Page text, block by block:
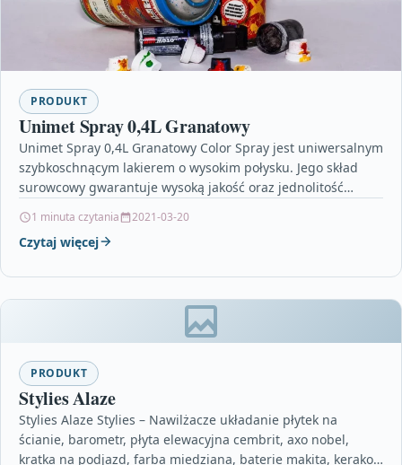
PRODUKT
Unimet Spray 0,4L Granatowy
Unimet Spray 0,4L Granatowy Color Spray jest uniwersalnym
szybkoschnącym lakierem o wysokim połysku. Jego skład
surowcowy gwarantuje wysoką jakość oraz jednolitość
1 minuta czytania 2021-03-20
Czytaj więcej
PRODUKT
Stylies Alaze
Stylies Alaze Stylies – Nawilżacze układanie płytek na
ścianie, barometr, płyta elewacyjna cembrit, axo nobel,
kratka na podjazd, farba miedziana, baterie makita, kerakoll